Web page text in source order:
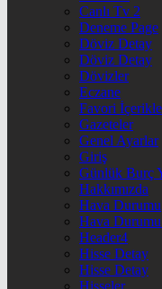
Canlı Tv 2
Deneme Page
Döviz Detay
Döviz Detay
Dövizler
Eczane
Favori
Gazeteler
Genel Ayarlar
Giriş
Günlük Burç
Hakkımızda
Hava Durumu
Hava
Header4
Hisse Detay
Hisse Detay